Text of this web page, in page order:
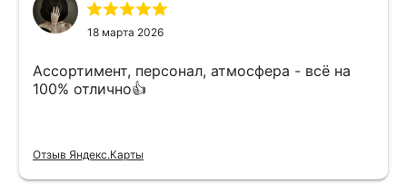
18 марта 2026
Ассортимент, персонал, атмосфера - всё на
100% отлично👍
Отзыв Яндекс.Карты